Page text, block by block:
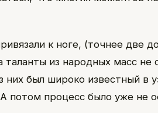
к ноге, (точнее две
из народных масс не
был широко известный в
потом процесс было уже не